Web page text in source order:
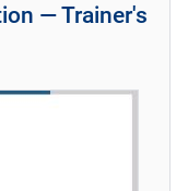
― Trainer's